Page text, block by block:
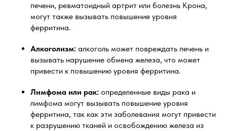
печени, ревматоидный артрит или болезнь Крона,
могут также вызывать повышение уровня
ферритина.
Алкоголизм: алкоголь может повреждать печень и
вызывать нарушение обмена железа, что может
привести к повышению уровня ферритина.
Лимфома или рак: определенные виды рака и
лимфома могут вызывать повышение уровня
ферритина, так как эти заболевания могут привести
к разрушению тканей и освобождению железа из